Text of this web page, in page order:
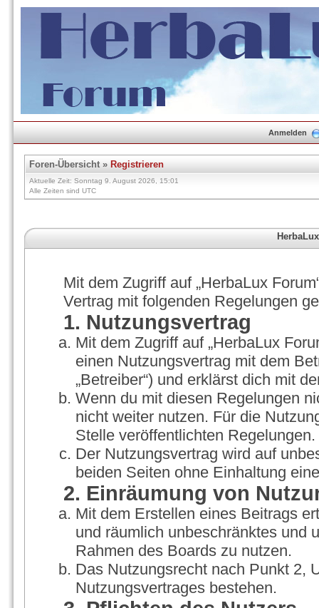
Anmelden
Foren-Übersicht» Registrieren
Aktuelle Zeit: Sonntag 9. August 2026, 15:01
Alle Zeiten sind UTC
Mit dem Zugriff auf „HerbaLux
Vertrag mit folgenden Regelungen
1. Nutzungsvertrag
Mit dem Zugriff auf „HerbaLux
einen Nutzungsvertrag mit dem
„Betreiber“) und erklärst dich mit
Wenn du mit diesen Regelungen
nicht weiter nutzen. Für die
Stelle veröffentlichten Regelungen.
Der Nutzungsvertrag wird auf
beiden Seiten ohne Einhaltung
2. Einräumung von
Mit dem Erstellen eines Beitrags
und räumlich unbeschränktes und
Rahmen des Boards zu nutzen.
Das Nutzungsrecht nach Punkt 2,
Nutzungsvertrages bestehen.